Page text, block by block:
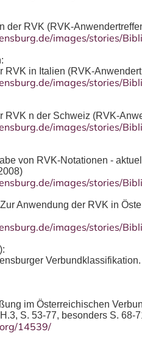
der RVK (RVK-
images/stories/
RVK in Italien (RVK-
images/stories/
RVK n der Schweiz (RVK-
images/stories/
von RVK-Notationen -
images/stories/
Anwendung der RVK in
images/stories/
im Österreichischen
S. 53-77, besonders S. 68-
14539/